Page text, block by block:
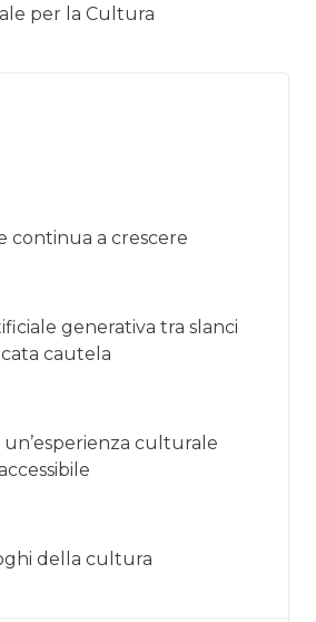
per la Cultura
continua a crescere
generativa tra slanci
cautela
un’esperienza culturale
della cultura